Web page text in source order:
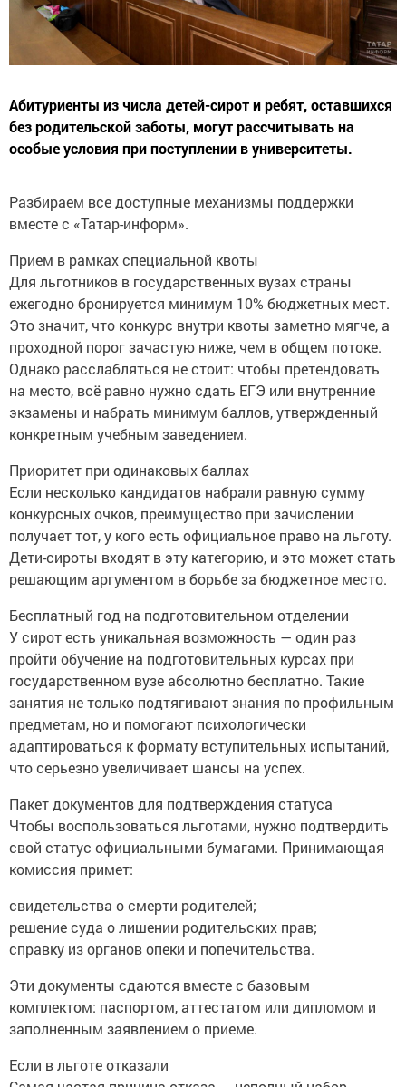
Абитуриенты из числа детей-сирот и ребят, оставшихся
без родительской заботы, могут рассчитывать на
особые условия при поступлении в университеты.
Разбираем все доступные механизмы поддержки
вместе с «Татар-информ».
Прием в рамках специальной квоты
Для льготников в государственных вузах страны
ежегодно бронируется минимум 10% бюджетных мест.
Это значит, что конкурс внутри квоты заметно мягче, а
проходной порог зачастую ниже, чем в общем потоке.
Однако расслабляться не стоит: чтобы претендовать
на место, всё равно нужно сдать ЕГЭ или внутренние
экзамены и набрать минимум баллов, утвержденный
конкретным учебным заведением.
Приоритет при одинаковых баллах
Если несколько кандидатов набрали равную сумму
конкурсных очков, преимущество при зачислении
получает тот, у кого есть официальное право на льготу.
Дети-сироты входят в эту категорию, и это может стать
решающим аргументом в борьбе за бюджетное место.
Бесплатный год на подготовительном отделении
У сирот есть уникальная возможность — один раз
пройти обучение на подготовительных курсах при
государственном вузе абсолютно бесплатно. Такие
занятия не только подтягивают знания по профильным
предметам, но и помогают психологически
адаптироваться к формату вступительных испытаний,
что серьезно увеличивает шансы на успех.
Пакет документов для подтверждения статуса
Чтобы воспользоваться льготами, нужно подтвердить
свой статус официальными бумагами. Принимающая
комиссия примет:
свидетельства о смерти родителей;
решение суда о лишении родительских прав;
справку из органов опеки и попечительства.
Эти документы сдаются вместе с базовым
комплектом: паспортом, аттестатом или дипломом и
заполненным заявлением о приеме.
Если в льготе отказали